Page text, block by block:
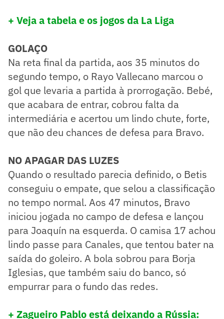
+ Veja a tabela e os jogos da La Liga
GOLAÇO
Na reta final da partida, aos 35 minutos do
segundo tempo, o Rayo Vallecano marcou o
gol que levaria a partida à prorrogação. Bebé,
que acabara de entrar, cobrou falta da
intermediária e acertou um lindo chute, forte,
que não deu chances de defesa para Bravo.
NO APAGAR DAS LUZES
Quando o resultado parecia definido, o Betis
conseguiu o empate, que selou a classificação
no tempo normal. Aos 47 minutos, Bravo
iniciou jogada no campo de defesa e lançou
para Joaquín na esquerda. O camisa 17 achou
lindo passe para Canales, que tentou bater na
saída do goleiro. A bola sobrou para Borja
Iglesias, que também saiu do banco, só
empurrar para o fundo das redes.
+ Zagueiro Pablo está deixando a Rússia: